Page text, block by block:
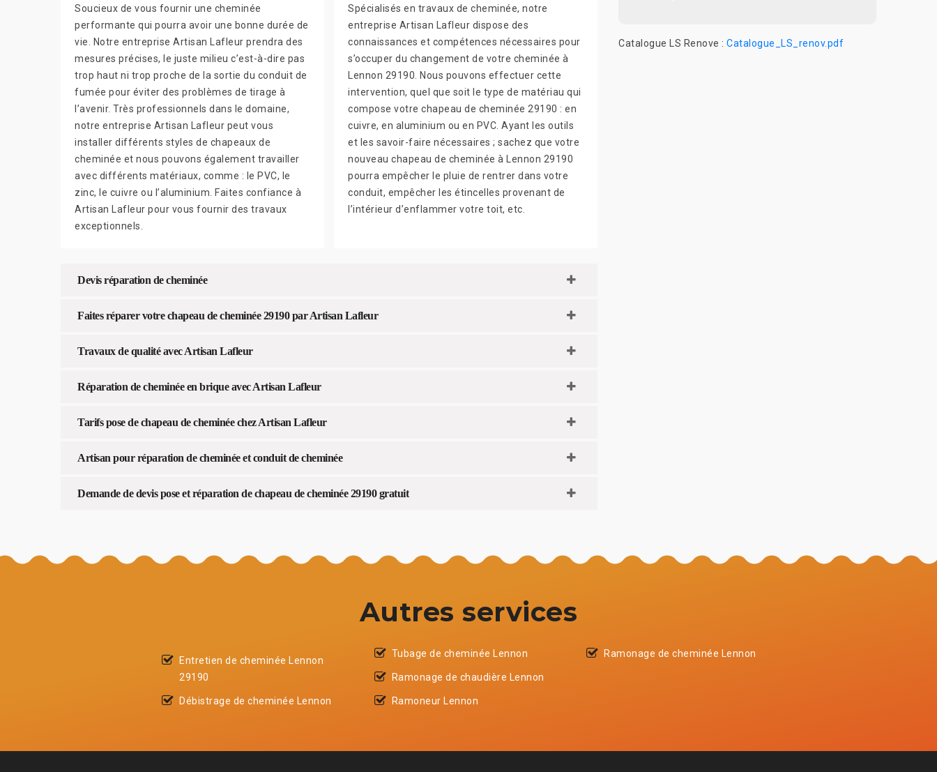
Soucieux de vous fournir une cheminée
performante qui pourra avoir une bonne durée de
vie. Notre entreprise Artisan Lafleur prendra des
mesures précises, le juste milieu c’est-à-dire pas
trop haut ni trop proche de la sortie du conduit de
fumée pour éviter des problèmes de tirage à
l’avenir. Très professionnels dans le domaine,
notre entreprise Artisan Lafleur peut vous
installer différents styles de chapeaux de
cheminée et nous pouvons également travailler
avec différents matériaux, comme : le PVC, le
zinc, le cuivre ou l’aluminium. Faites confiance à
Artisan Lafleur pour vous fournir des travaux
exceptionnels.
Spécialisés en travaux de cheminée, notre
entreprise Artisan Lafleur dispose des
connaissances et compétences nécessaires pour
s’occuper du changement de votre cheminée à
Lennon 29190. Nous pouvons effectuer cette
intervention, quel que soit le type de matériau qui
compose votre chapeau de cheminée 29190 : en
cuivre, en aluminium ou en PVC. Ayant les outils
et les savoir-faire nécessaires ; sachez que votre
nouveau chapeau de cheminée à Lennon 29190
pourra empêcher le pluie de rentrer dans votre
conduit, empêcher les étincelles provenant de
l’intérieur d’enflammer votre toit, etc.
Devis réparation de cheminée
Faites réparer votre chapeau de cheminée 29190 par Artisan Lafleur
Travaux de qualité avec Artisan Lafleur
Réparation de cheminée en brique avec Artisan Lafleur
Tarifs pose de chapeau de cheminée chez Artisan Lafleur
Artisan pour réparation de cheminée et conduit de cheminée
Demande de devis pose et réparation de chapeau de cheminée 29190 gratuit
Catalogue LS Renove : Catalogue_LS_renov.pdf
Autres services
Entretien de cheminée Lennon
29190
Débistrage de cheminée Lennon
Tubage de cheminée Lennon
Ramonage de chaudière Lennon
Ramoneur Lennon
Ramonage de cheminée Lennon